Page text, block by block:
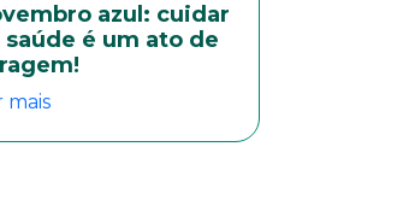
azul: cuidar
saúde é um ato de
mais